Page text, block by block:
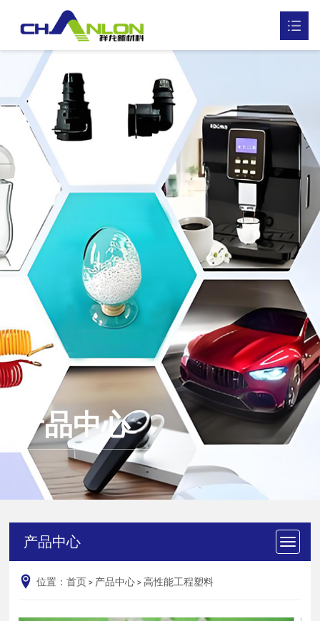
首页
关于我们
产品中心 
资质荣誉 
研发实验
新闻中心 
联系我们
产品中心
产品中心
位置：首页> 产品中心>高性能工程塑料